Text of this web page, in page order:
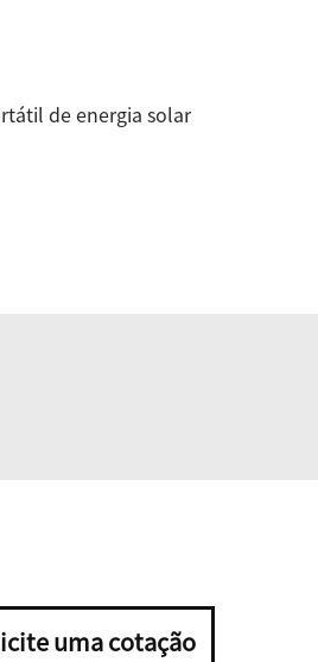
de energia solar
uma cotação